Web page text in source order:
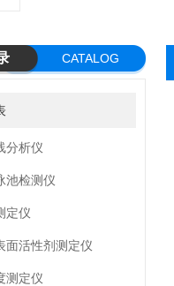
CATALOG
分析仪
池检测仪
定仪
面活性剂测定仪
测定仪